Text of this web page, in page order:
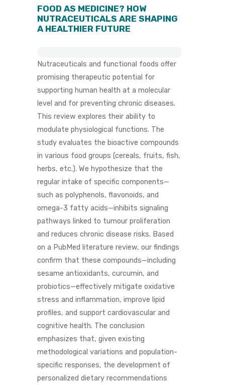
FOOD AS MEDICINE? HOW
NUTRACEUTICALS ARE SHAPING
A HEALTHIER FUTURE
Nutraceuticals and functional foods offer
promising therapeutic potential for
supporting human health at a molecular
level and for preventing chronic diseases.
This review explores their ability to
modulate physiological functions. The
study evaluates the bioactive compounds
in various food groups (cereals, fruits, fish,
herbs, etc.). We hypothesize that the
regular intake of specific components—
such as polyphenols, flavonoids, and
omega-3 fatty acids—inhibits signaling
pathways linked to tumour proliferation
and reduces chronic disease risks. Based
on a PubMed literature review, our findings
confirm that these compounds—including
sesame antioxidants, curcumin, and
probiotics—effectively mitigate oxidative
stress and inflammation, improve lipid
profiles, and support cardiovascular and
cognitive health. The conclusion
emphasizes that, given existing
methodological variations and population-
specific responses, the development of
personalized dietary recommendations